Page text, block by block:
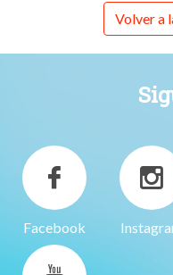
Volver a
Facebook